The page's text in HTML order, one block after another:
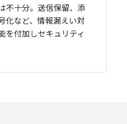
不十分。送信保留、添
化など、情報漏えい対
を付加しセキュリティ